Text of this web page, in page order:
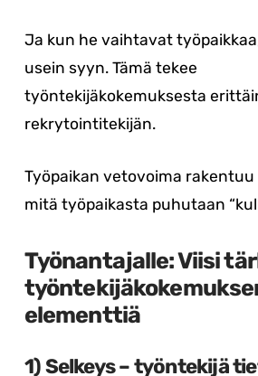
Ja kun he vaihtavat
usein syyn. Tämä tekee
työntekijäkokemuksesta
rekrytointitekijän.
Työpaikan vetovoima rakentuu
mitä työpaikasta puhutaan
Työnantajalle: Viisi
elementtiä
1) Selkeys – työntekijä